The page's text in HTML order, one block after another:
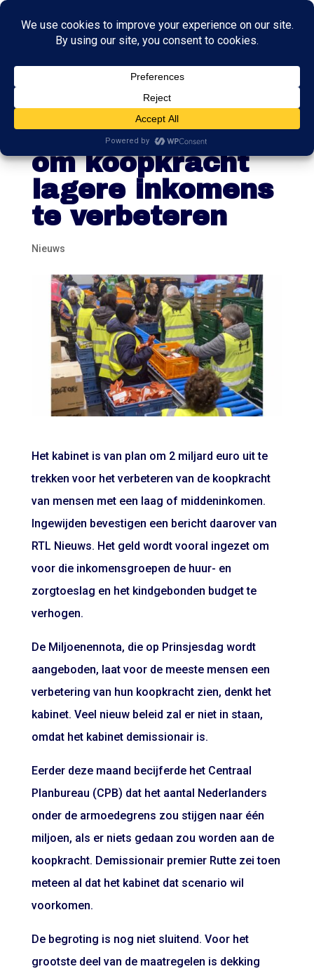
Kabinet trekt 2
miljard euro uit
om koopkracht
lagere inkomens
te verbeteren
Nieuws
Het kabinet is van plan om 2 miljard euro uit te
trekken voor het verbeteren van de koopkracht
van mensen met een laag of middeninkomen.
Ingewijden bevestigen een bericht daarover van
RTL Nieuws. Het geld wordt vooral ingezet om
voor die inkomensgroepen de huur- en
zorgtoeslag en het kindgebonden budget te
verhogen.
De Miljoenennota, die op Prinsjesdag wordt
aangeboden, laat voor de meeste mensen een
verbetering van hun koopkracht zien, denkt het
kabinet. Veel nieuw beleid zal er niet in staan,
omdat het kabinet demissionair is.
Eerder deze maand becijferde het Centraal
Planbureau (CPB) dat het aantal Nederlanders
onder de armoedegrens zou stijgen naar één
miljoen, als er niets gedaan zou worden aan de
koopkracht. Demissionair premier Rutte zei toen
meteen al dat het kabinet dat scenario wil
voorkomen.
De begroting is nog niet sluitend. Voor het
grootste deel van de maatregelen is dekking